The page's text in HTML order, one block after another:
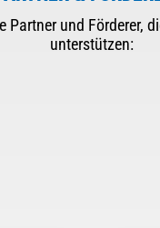
Partner und Förderer,
unterstützen: